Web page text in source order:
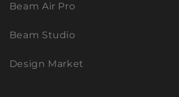
Beam Air Pro
Beam Studio
Design Market